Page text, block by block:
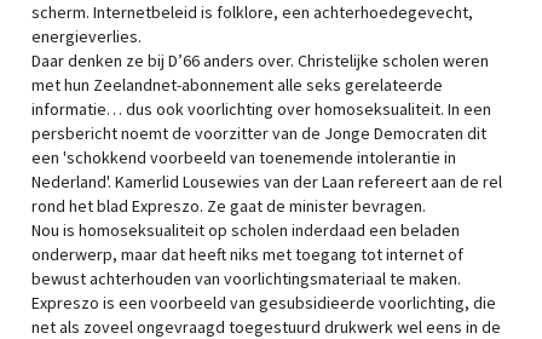
scherm. Internetbeleid is folklore, een achterhoedegevecht,
energieverlies.
Daar denken ze bij D’66 anders over. Christelijke scholen weren
met hun Zeelandnet-abonnement alle seks gerelateerde
informatie… dus ook voorlichting over homoseksualiteit. In een
persbericht noemt de voorzitter van de Jonge Democraten dit
een 'schokkend voorbeeld van toenemende intolerantie in
Nederland'. Kamerlid Lousewies van der Laan refereert aan de rel
rond het blad Expreszo. Ze gaat de minister bevragen.
Nou is homoseksualiteit op scholen inderdaad een beladen
onderwerp, maar dat heeft niks met toegang tot internet of
bewust achterhouden van voorlichtingsmateriaal te maken.
Expreszo is een voorbeeld van gesubsidieerde voorlichting, die
net als zoveel ongevraagd toegestuurd drukwerk wel eens in de